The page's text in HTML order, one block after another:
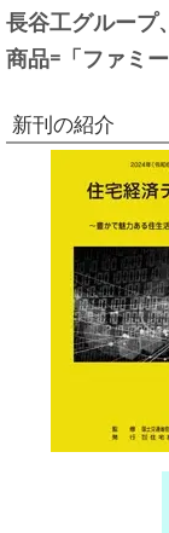
長谷工グループ
商品=「ファミ
新刊の紹介